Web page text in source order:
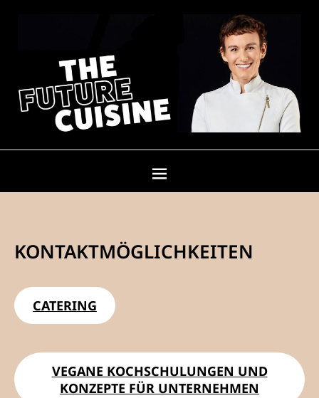
KONTAKTMÖGLICHKEITEN
CATERING
VEGANE KOCHSCHULUNGEN UND
KONZEPTE FÜR UNTERNEHMEN